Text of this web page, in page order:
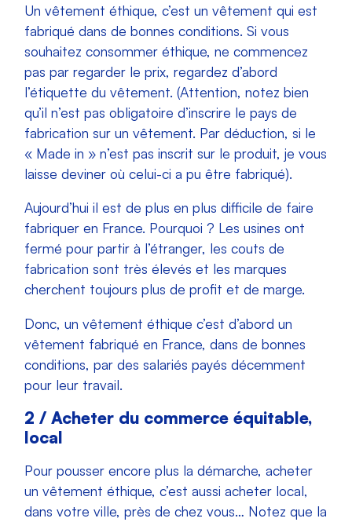
Un vêtement éthique, c’est un vêtement qui est
fabriqué dans de bonnes conditions. Si vous
souhaitez consommer éthique, ne commencez
pas par regarder le prix, regardez d’abord
l’étiquette du vêtement. (Attention, notez bien
qu’il n’est pas obligatoire d’inscrire le pays de
fabrication sur un vêtement. Par déduction, si le
« Made in » n’est pas inscrit sur le produit, je vous
laisse deviner où celui-ci a pu être fabriqué).
Aujourd’hui il est de plus en plus difficile de faire
fabriquer en France. Pourquoi ? Les usines ont
fermé pour partir à l’étranger, les couts de
fabrication sont très élevés et les marques
cherchent toujours plus de profit et de marge.
Donc, un vêtement éthique c’est d’abord un
vêtement fabriqué en France, dans de bonnes
conditions, par des salariés payés décemment
pour leur travail.
2 / Acheter du commerce équitable,
local
Pour pousser encore plus la démarche, acheter
un vêtement éthique, c’est aussi acheter local,
dans votre ville, près de chez vous… Notez que la